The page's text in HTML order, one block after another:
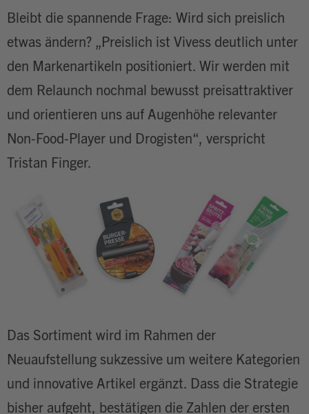
Bleibt die spannende Frage: Wird sich preislich
etwas ändern? „Preislich ist Vivess deutlich unter
den Markenartikeln positioniert. Wir werden mit
dem Relaunch nochmal bewusst preisattraktiver
und orientieren uns auf Augenhöhe relevanter
Non-Food-Player und Drogisten“, verspricht
Tristan Finger.
Das Sortiment wird im Rahmen der
Neuaufstellung sukzessive um weitere Kategorien
und innovative Artikel ergänzt. Dass die Strategie
bisher aufgeht, bestätigen die Zahlen der ersten